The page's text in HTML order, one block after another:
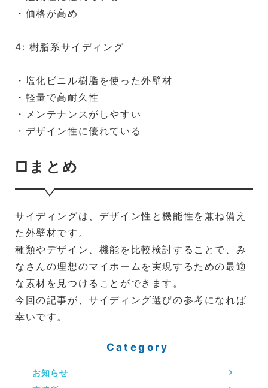
・価格が高め
4: 樹脂系サイディング
・塩化ビニル樹脂を使った外壁材
・軽量で高耐久性
・メンテナンスがしやすい
・デザイン性に優れている
□まとめ
サイディングは、デザイン性と機能性を兼ね備え
た外壁材です。
種類やデザイン、機能を比較検討することで、み
なさんの理想のマイホームを実現するための最適
な素材を見つけることができます。
今回の記事が、サイディング選びの参考になれば
幸いです。
Category
お知らせ